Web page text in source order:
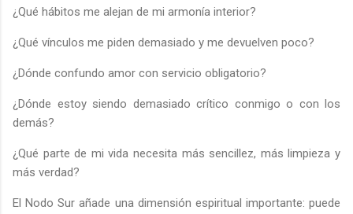
¿Qué hábitos me alejan de mi armonía interior?
¿Qué vínculos me piden demasiado y me devuelven poco?
¿Dónde confundo amor con servicio obligatorio?
¿Dónde estoy siendo demasiado crítico conmigo o con los
demás?
¿Qué parte de mi vida necesita más sencillez, más limpieza y
más verdad?
El Nodo Sur añade una dimensión espiritual importante: puede